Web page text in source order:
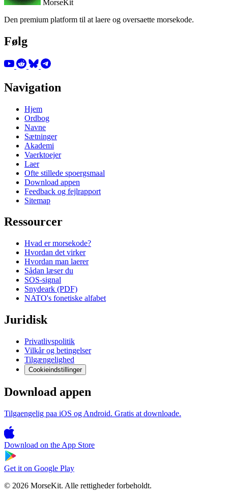
MorseKit
Den premium platform til at laere og oversaette morsekode.
Følg
Navigation
Hjem
Ordbog
Navne
Sætninger
Akademi
Vaerktoejer
Laer
Ofte stillede spoergsmaal
Download appen
Feedback og fejlrapport
Sitemap
Ressourcer
Hvad er morsekode?
Hvordan det virker
Hvordan man laerer
Sådan læser du
SOS-signal
Snydeark (PDF)
NATO's fonetiske alfabet
Juridisk
Privatlivspolitik
Vilkår og betingelser
Tilgængelighed
Cookieindstillinger
Download appen
Tilgaengelig paa iOS og Android. Gratis at downloade.
Download on the App Store
Get it on Google Play
© 2026 MorseKit. Alle rettigheder forbeholdt.